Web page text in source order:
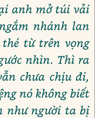
anh mở túi vải
nhánh lan
từ trên vọng
nhìn. Thì ra
chưa chịu đi,
nó không biết
như người ta bị